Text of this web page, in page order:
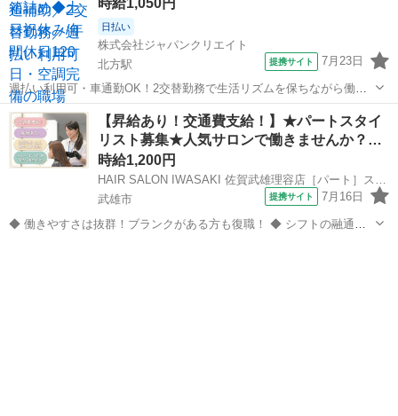
日払い
株式会社ジャパンクリエイト
北方駅
提携サイト 7月23日
週払い利用可・車通勤OK！2交替勤務で生活リズムを保ちながら働け
る職場です／20代・30代・40代・50代在籍中 ＼株式会社ジャパンクリ
エイトの強み／ 【製造・物流に特化した圧倒的な専門性】 ジャパンク
リエイトは、製造・...
佐賀 武雄市 北方駅 工場
【昇給あり！交通費支給！】★パートスタイ
リスト募集★人気サロンで働きませんか？…
時給1,200円
HAIR SALON IWASAKI 佐賀武雄理容店［パート］スタイリスト(株式会社ハクブン)
武雄市
提携サイト 7月16日
◆ 働きやすさは抜群！ブランクがある方も復職！ ◆ シフトの融通が